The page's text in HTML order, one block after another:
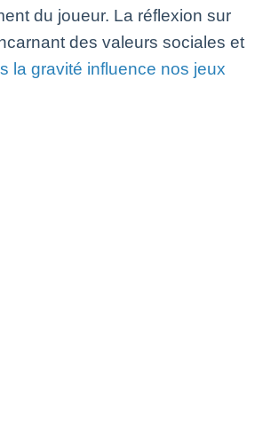
du joueur. La réflexion sur
des valeurs sociales et
la gravité influence nos jeux